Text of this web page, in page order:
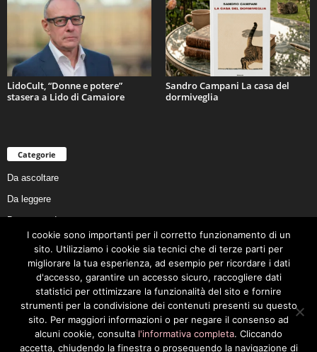
LidoCult, “Donne e potere”
stasera a Lido di Camaiore
Sandro Campani La casa del
dormiveglia
Categorie
Da ascoltare
Da leggere
Da non perdere
Da conoscere
Da preservare
Da vivere
Cookie Policy
I cookie sono importanti per il corretto funzionamento di un
sito. Utilizziamo i cookie sia tecnici che di terze parti per
migliorare la tua esperienza, ad esempio per ricordare i dati
d'accesso, garantire un accesso sicuro, raccogliere dati
statistici per ottimizzare la funzionalità del sito e fornire
strumenti per la condivisione dei contenuti presenti su questo
sito. Per maggiori informazioni o per negare il consenso ad
alcuni cookie, consulta l'informativa completa. Cliccando
accetta, chiudendo la finestra o proseguendo la navigazione di